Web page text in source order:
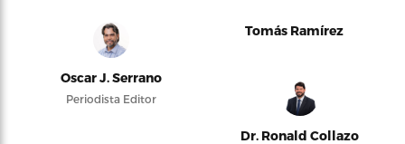
Oscar J. Serrano
Periodista Editor
Tomás Ramírez
Dr. Ronald Collazo